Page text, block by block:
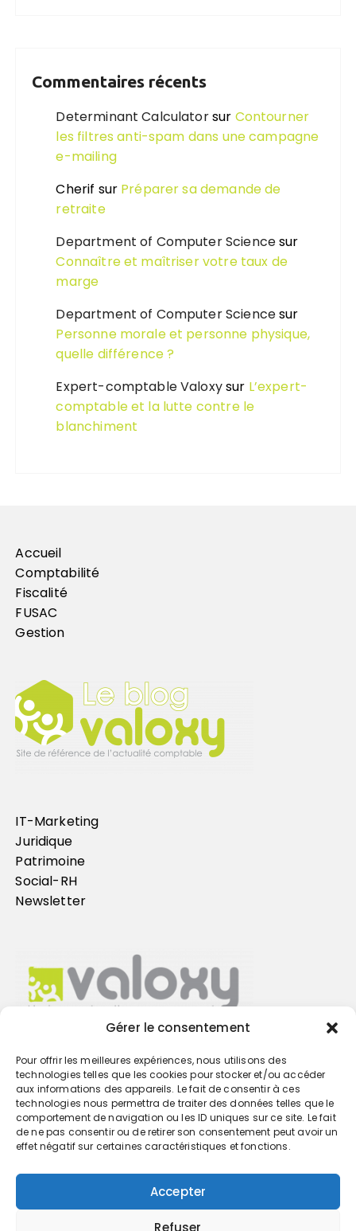
Gérer le consentement
Pour offrir les meilleures expériences, nous utilisons des
technologies telles que les cookies pour stocker et/ou accéder
aux informations des appareils. Le fait de consentir à ces
technologies nous permettra de traiter des données telles que le
comportement de navigation ou les ID uniques sur ce site. Le fait
de ne pas consentir ou de retirer son consentement peut avoir un
effet négatif sur certaines caractéristiques et fonctions.
Accepter
Refuser
Commentaires récents
Determinant Calculatorsur Contourner
les filtres anti-spam dans une campagne
e-mailing
Cherif sur Préparer sa demande de
retraite
Department of Computer Sciencesur
Connaître et maîtriser votre taux de
marge
Department of Computer Sciencesur
Personne morale et personne physique,
quelle différence ?
Expert-comptable Valoxysur L’expert-
comptable et la lutte contre le
blanchiment
Accueil
Comptabilité
Fiscalité
FUSAC
Gestion
IT-Marketing
Juridique
Patrimoine
Social-RH
Newsletter
Trouvez votre cabinet
GO